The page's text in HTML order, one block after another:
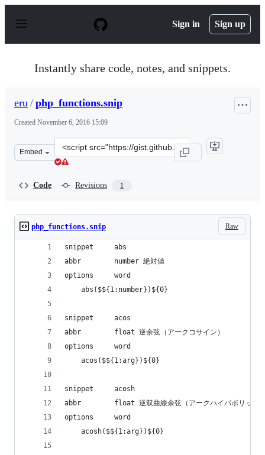
p
Sign in Sign up
Instantly share code, notes, and snippets.
eru / php_functions.snip
Created November 6, 2016 15:09
Embed
Clone
this
Code Revisions 1
Raw
php_functions.snip
snippet     abs
abbr        number 絶対値
options     word
    abs($${1:number})${0}
snippet     acos
abbr        float 逆余弦（アークコサイン）
options     word
    acos($${1:arg})${0}
snippet     acosh
abbr        float 逆双曲線余弦（アークハイパボリックコ
options     word
    acosh($${1:arg})${0}